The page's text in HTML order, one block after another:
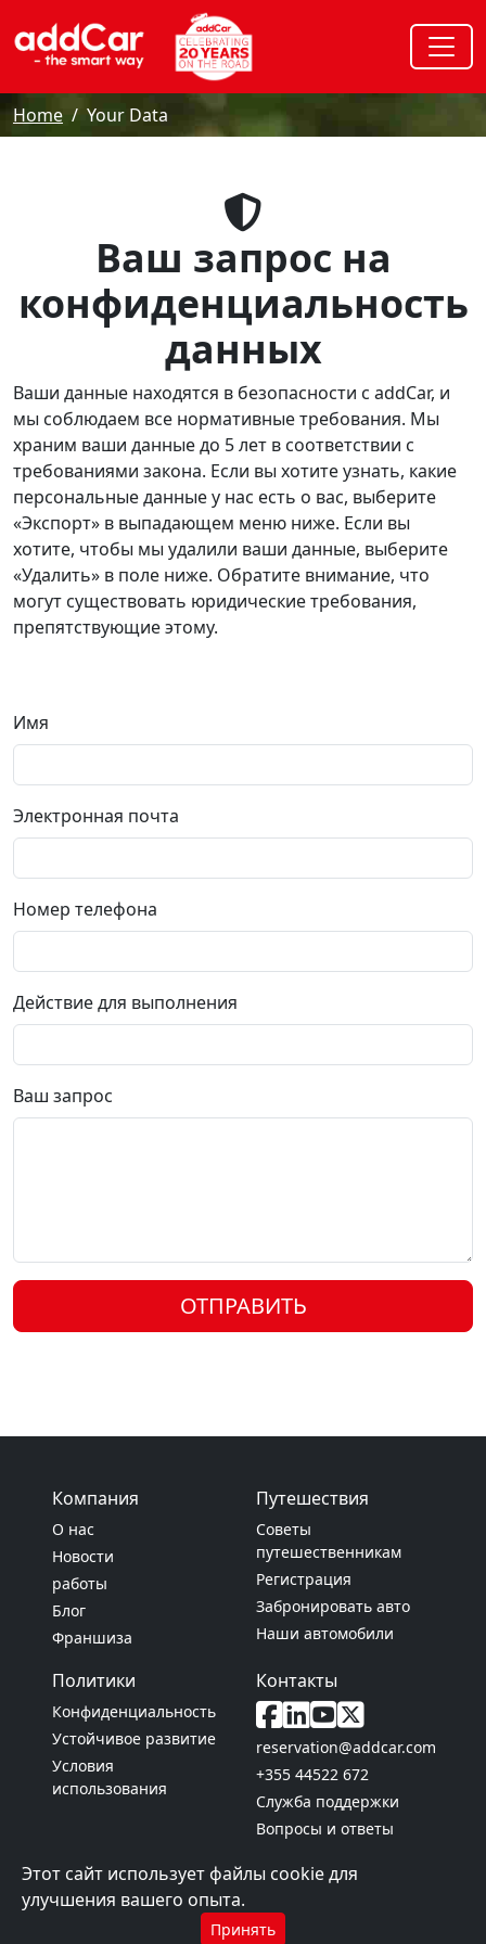
Home Your Data
Ваш запрос на
конфиденциальность
данных
Ваши данные находятся в безопасности с addCar, и
мы соблюдаем все нормативные требования. Мы
храним ваши данные до 5 лет в соответствии с
требованиями закона. Если вы хотите узнать, какие
персональные данные у нас есть о вас, выберите
«Экспорт» в выпадающем меню ниже. Если вы
хотите, чтобы мы удалили ваши данные, выберите
«Удалить» в поле ниже. Обратите внимание, что
могут существовать юридические требования,
препятствующие этому.
Имя
Электронная почта
Номер телефона
Действие для выполнения
Ваш запрос
ОТПРАВИТЬ
Компания
О нас
Новости
работы
Блог
Франшиза
Путешествия
Советы
путешественникам
Регистрация
Забронировать авто
Наши автомобили
Политики
Конфиденциальность
Устойчивое развитие
Условия
использования
Контакты
reservation@addcar.com
+355 44522 672
Служба поддержки
Вопросы и ответы
addCar 2008 - 2026
Этот сайт использует файлы cookie для
улучшения вашего опыта.
Принять